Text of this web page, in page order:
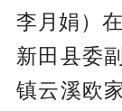
李月娟）
新田县委
镇云溪欧